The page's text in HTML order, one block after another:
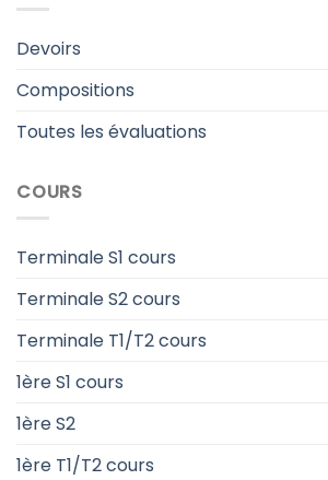
Devoirs
Compositions
Toutes les évaluations
COURS
Terminale S1 cours
Terminale S2 cours
Terminale T1/T2 cours
1ère S1 cours
1ère S2
1ère T1/T2 cours